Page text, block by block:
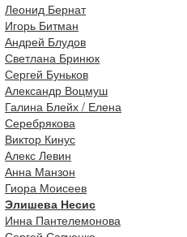
Леонид Бернат
Игорь Битман
Андрей Блудов
Светлана Бринюк
Сергей Буньков
Александр Воцмуш
Галина Блейх / Елена
Серебрякова
Виктор Кинус
Алекс Левин
Анна Манзон
Гиора Моисеев
Элишева Несис
Инна Пантелемонова